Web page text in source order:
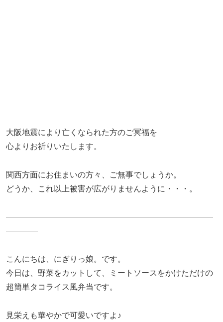
大阪地震により亡くなられた方のご冥福を
心よりお祈りいたします。
関西方面にお住まいの方々、ご無事でしょうか。
どうか、これ以上被害が広がりませんように・・・。
——————————————————————————
————
こんにちは、にぎりっ娘。です。
今日は、野菜をカットして、ミートソースをかけただけの
超簡単タコライス風弁当です。
見栄えも華やかで可愛いですよ♪